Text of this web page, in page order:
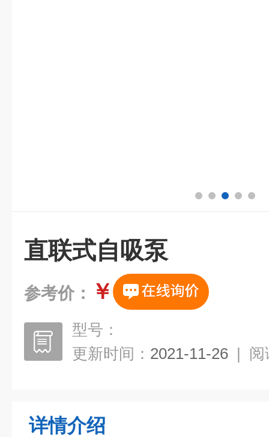
直联式自吸泵
参考价： ￥
型号：
更新时间： 2021-11-26 | 阅
详情介绍